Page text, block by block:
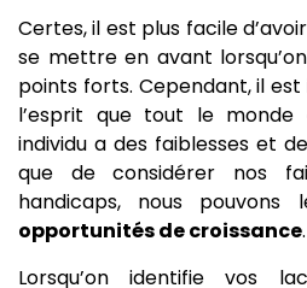
Certes, il est plus facile
se mettre en avant
points forts. Cependant, il
l’esprit que tout le monde
individu a des faiblesses et
que de considérer nos
handicaps, nous
opportunités de croissance.
Lorsqu’on identifie vos